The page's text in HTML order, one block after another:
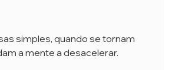
simples, quando se tornam
a mente a desacelerar.